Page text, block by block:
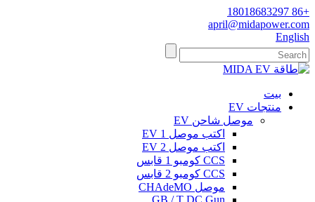
+86 18018683297
april@midapower.com
English
بيت
منتجات EV
موصل شاحن EV
اكتب موصل 1 EV
اكتب موصل 2 EV
CCS كومبو 1 قابس
CCS كومبو 2 قابس
موصل CHAdeMO
GB / T DC Gun